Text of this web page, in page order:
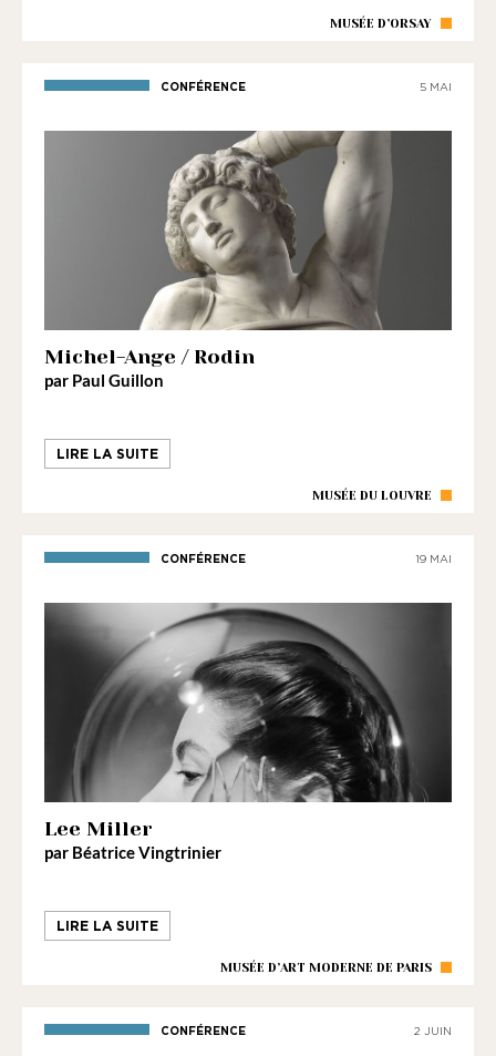
MUSÉE D’ORSAY
CONFÉRENCE 5 MAI
Michel-Ange / Rodin
par Paul Guillon
LIRE LA SUITE
MUSÉE DU LOUVRE
CONFÉRENCE 19 MAI
Lee Miller
par Béatrice Vingtrinier
LIRE LA SUITE
MUSÉE D’ART MODERNE DE PARIS
CONFÉRENCE 2 JUIN